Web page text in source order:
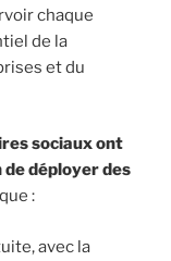
chaque
de la
et du
sociaux ont
déployer des
:
avec la